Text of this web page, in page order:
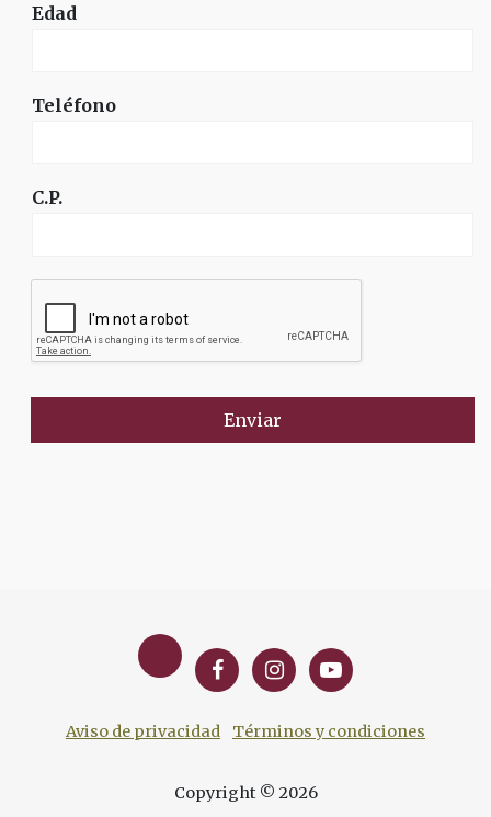
Edad
Teléfono
C.P.
Enviar
Copyright © 2026
Aviso de privacidad Términos y condiciones